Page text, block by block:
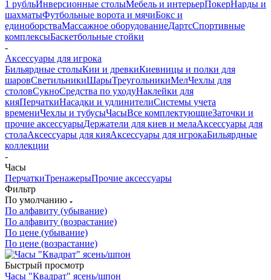
1 рубльИнверсионные столыМебель и интерьерПокерНарды и
шахматыФутбольные ворота и мячиБокс и
единоборстваМассажное оборудованиеДартсСпортивные
комплексыБаскетбольные стойки
-
Аксессуары для игрока
Бильярдные столыКии и древкиКиевницы и полки для
шаровСветильникиШарыТреугольникиМелЧехлы для
столовСукноСредства по уходуНаклейки для
кияПерчаткиНасадки и удлинителиСистемы учета
времениЧехлы и тубусыЧасыВсе комплектующиеЗаточки и
прочие аксессуарыДержатели для киев и мелаАксессуары для
столаАксессуары для кияАксессуары для игрокаБильярдные
коллекции
-
Часы
ПерчаткиТренажерыПрочие аксессуары
Фильтр
По умолчанию
По алфавиту (убывание)
По алфавиту (возрастание)
По цене (убывание)
По цене (возрастание)
Быстрый просмотр
Часы "Квадрат" ясень/шпон